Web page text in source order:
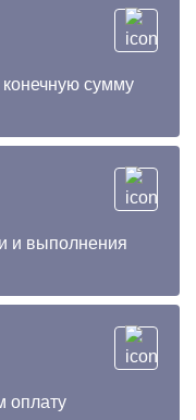
сумму
и выполнения
оплату